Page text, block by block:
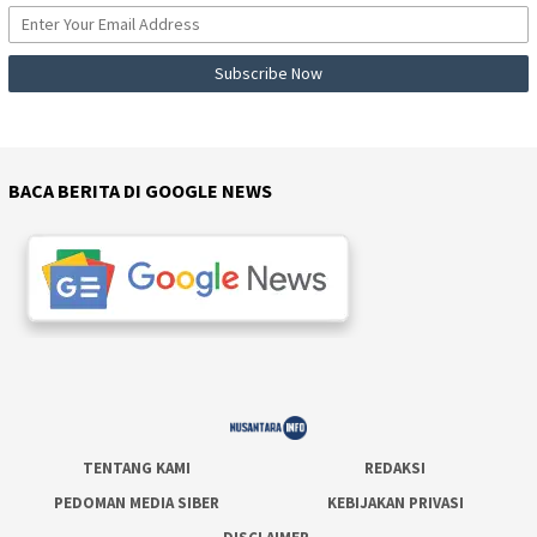
BACA BERITA DI GOOGLE NEWS
TENTANG KAMI
REDAKSI
PEDOMAN MEDIA SIBER
KEBIJAKAN PRIVASI